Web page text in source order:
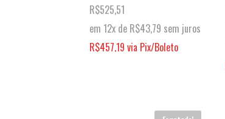
R$525,51
em 12x de R$43,79 sem juros
R$457,19 via Pix/Boleto